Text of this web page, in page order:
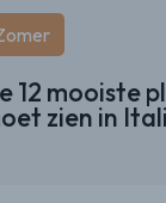
12 mooiste
zien in